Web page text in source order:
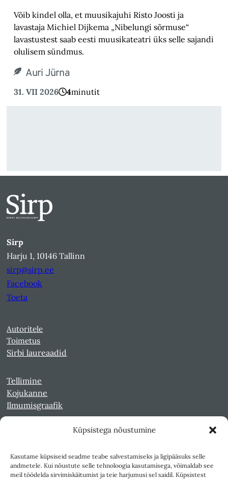
Küpsistega nõustumine
Kasutame küpsiseid seadme teabe salvestamiseks ja ligipääsuks selle
andmetele. Kui nõustute selle tehnoloogia kasutamisega, võimaldab see
meil töödelda sirvimiskäitumist ja teie harjumusi sel saidil. Küpsistest
Võib kindel olla, et muusikajuhi Risto Joosti ja
lavastaja Michiel Dijkema „Nibelungi sõrmuse“
lavastustest saab eesti muusikateatri üks selle sajandi
olulisem sündmus.
Auri Jürna
31. VII 2026 4minutit
Sirp
Harju 1, 10146 Tallinn
sirp@sirp.ee
Facebook
Toeta
Autoritele
Toimetus
Sirbi laureaadid
Tellimine
Kojukanne
Ilmumisgraafik
Kultuurileht 1994-1997
Reede 1989-1990